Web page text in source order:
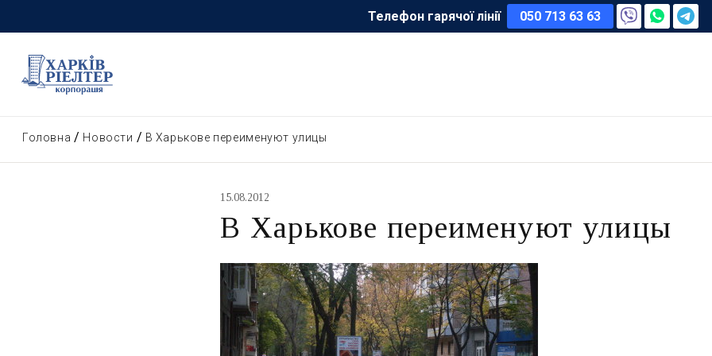
Телефон гарячої лінії 050 713 63 63
Головна Новости В Харькове переименуют улицы
15.08.2012
В Харькове переименуют улицы